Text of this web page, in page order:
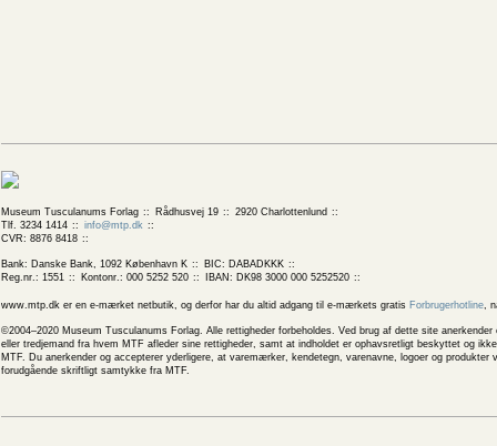
Museum Tusculanums Forlag Rådhusvej 19
2920 Charlottenlund
Tlf. 3234 1414
info@mtp.dk
CVR: 8876 8418
Bank: Danske Bank, 1092 København K
BIC: DABADKKK
Reg.nr.: 1551
Kontonr.: 000 5252 520 IBAN: DK98 3000 000 5252520
www.mtp.dk er en e-mærket netbutik, og derfor har du altid adgang til e-mærkets gratis Forbrugerhotline,
©2004–2020 Museum Tusculanums Forlag. Alle rettigheder forbeholdes. Ved brug af dette site
eller tredjemand fra hvem MTF afleder sine rettigheder, samt at indholdet er ophavsretligt beskyttet og
MTF. Du anerkender og accepterer yderligere, at varemærker, kendetegn, varenavne, logoer og
forudgående skriftligt samtykke fra MTF.